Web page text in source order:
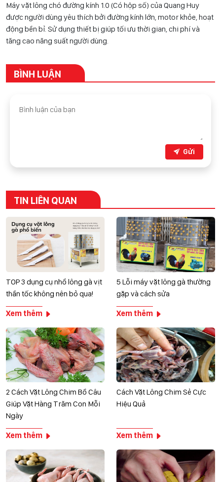
Máy vặt lông chó đường kính 1.0 (Có hộp số) của Quang Huy
được người dùng yêu thích bởi đường kính lớn, motor khỏe, hoạt
động bền bỉ. Sử dụng thiết bị giúp tối ưu thời gian, chi phí và
tăng cao năng suất người dùng.
BÌNH LUẬN
Gửi
TIN LIÊN QUAN
TOP 3 dụng cụ nhổ lông gà vịt
thần tốc không nên bỏ qua!
Xem thêm
5 Lỗi máy vặt lông gà thường
gặp và cách sửa
Xem thêm
2 Cách Vặt Lông Chim Bồ Câu
Giúp Vặt Hàng Trăm Con Mỗi
Ngày
Xem thêm
Cách Vặt Lông Chim Sẻ Cực
Hiệu Quả
Xem thêm